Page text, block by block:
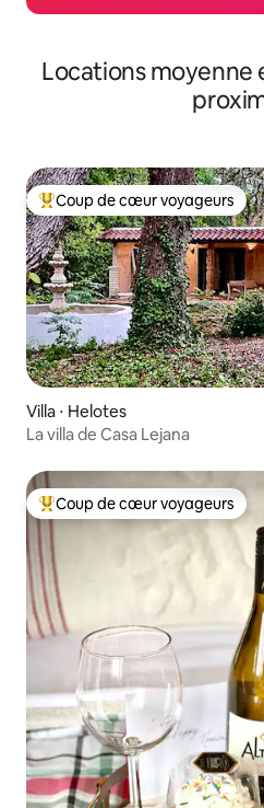
Locations moyenne
Coups de cœur voyageurs les
Coup de cœur voyageurs
Villa ⋅ Helotes
La villa de Casa Lejana
Coups de cœur voyageurs les
Coup de cœur voyageurs